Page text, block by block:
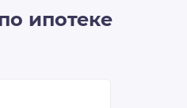
ипотеке